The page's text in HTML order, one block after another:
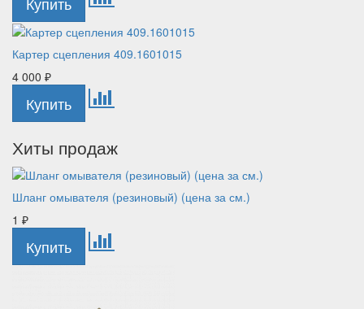
Картер сцепления 409.1601015
4 000 ₽
Хиты продаж
Шланг омывателя (резиновый) (цена за см.)
1 ₽